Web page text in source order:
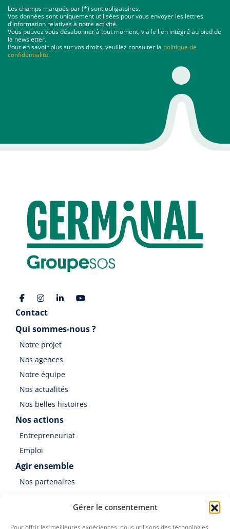
Gérer le consentement
Pour offrir les meilleures expériences, nous utilisons des technologies
Les champs marqués par (*) sont obligatoires.
Vos données sont uniquement utilisées pour vous envoyer les lettres
d’information relatives à notre activité.
Vous pouvez vous désabonner à tout moment, via le lien intégré au pied de
la newsletter.
Pour en savoir plus sur vos droits, veuillez consulter la politique de
confidentialité.
Contact
Qui sommes-nous ?
Notre projet
Nos agences
Notre équipe
Nos actualités
Nos belles histoires
Nos actions
Entrepreneuriat
Emploi
Agir ensemble
Nos partenaires